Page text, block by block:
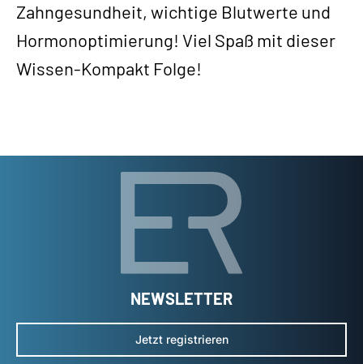
Zahngesundheit, wichtige Blutwerte und
Hormonoptimierung! Viel Spaß mit dieser
Wissen-Kompakt Folge!
NEWSLETTER
Jetzt registrieren